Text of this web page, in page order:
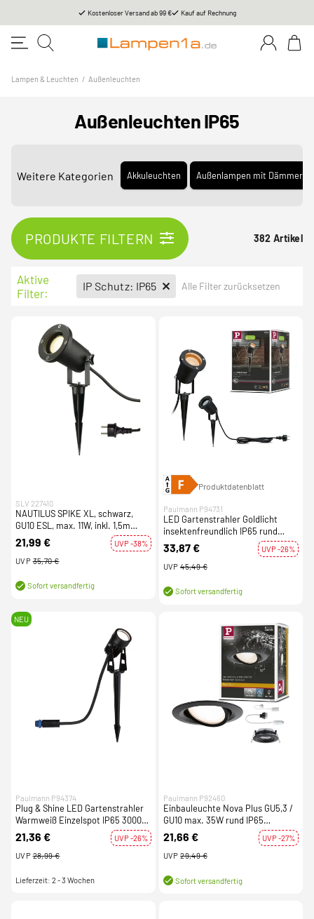
Kostenloser Versand ab 99 € Kauf auf Rechnung
Lampen & Leuchten / Außenleuchten
Außenleuchten IP65
Weitere Kategorien Akkuleuchten Außenlampen mit
PRODUKTE FILTERN 382 Artikel
Aktive
Filter:
IP Schutz: IP65 Alle Filter zurücksetzen
SLV 227410
NAUTILUS SPIKE XL, schwarz,
GU10 ESL, max. 11W, inkl. 1,5m
Kabel mit Stecker
21,99 €
UVP -38%
UVP 35,70 €
Sofort versandfertig
Produktdatenblatt
Paulmann P94731
LED Gartenstrahler Goldlicht
insektenfreundlich IP65 rund
92mm 2200K 4,3W 320lm 230V
Schwarz Metall
33,87 €
UVP -26%
UVP 45,49 €
Sofort versandfertig
NEU
Paulmann P94374
Plug & Shine LED Gartenstrahler
Warmweiß Einzelspot IP65 3000K
3,5W Schwarz
21,36 €
UVP -26%
UVP 28,99 €
Lieferzeit: 2 - 3 Wochen
Paulmann P92460
Einbauleuchte Nova Plus GU5,3 /
GU10 max. 35W rund IP65
Schwarz matt schwenkbar
dimmbar 230/12V
21,66 €
UVP -27%
UVP 29,49 €
Sofort versandfertig